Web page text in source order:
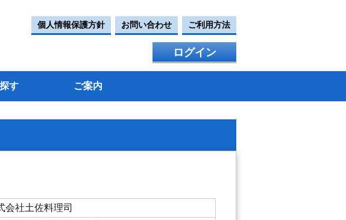
個人情報保護方針 お問い合わせ ご利用方法
ログイン
す ご案内
会社土佐料理司